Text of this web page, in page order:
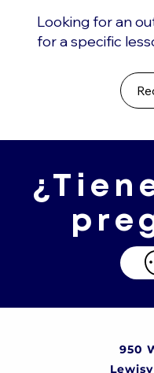
Looking for an
for a specific
950